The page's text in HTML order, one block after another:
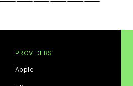
PROVIDERS
Apple